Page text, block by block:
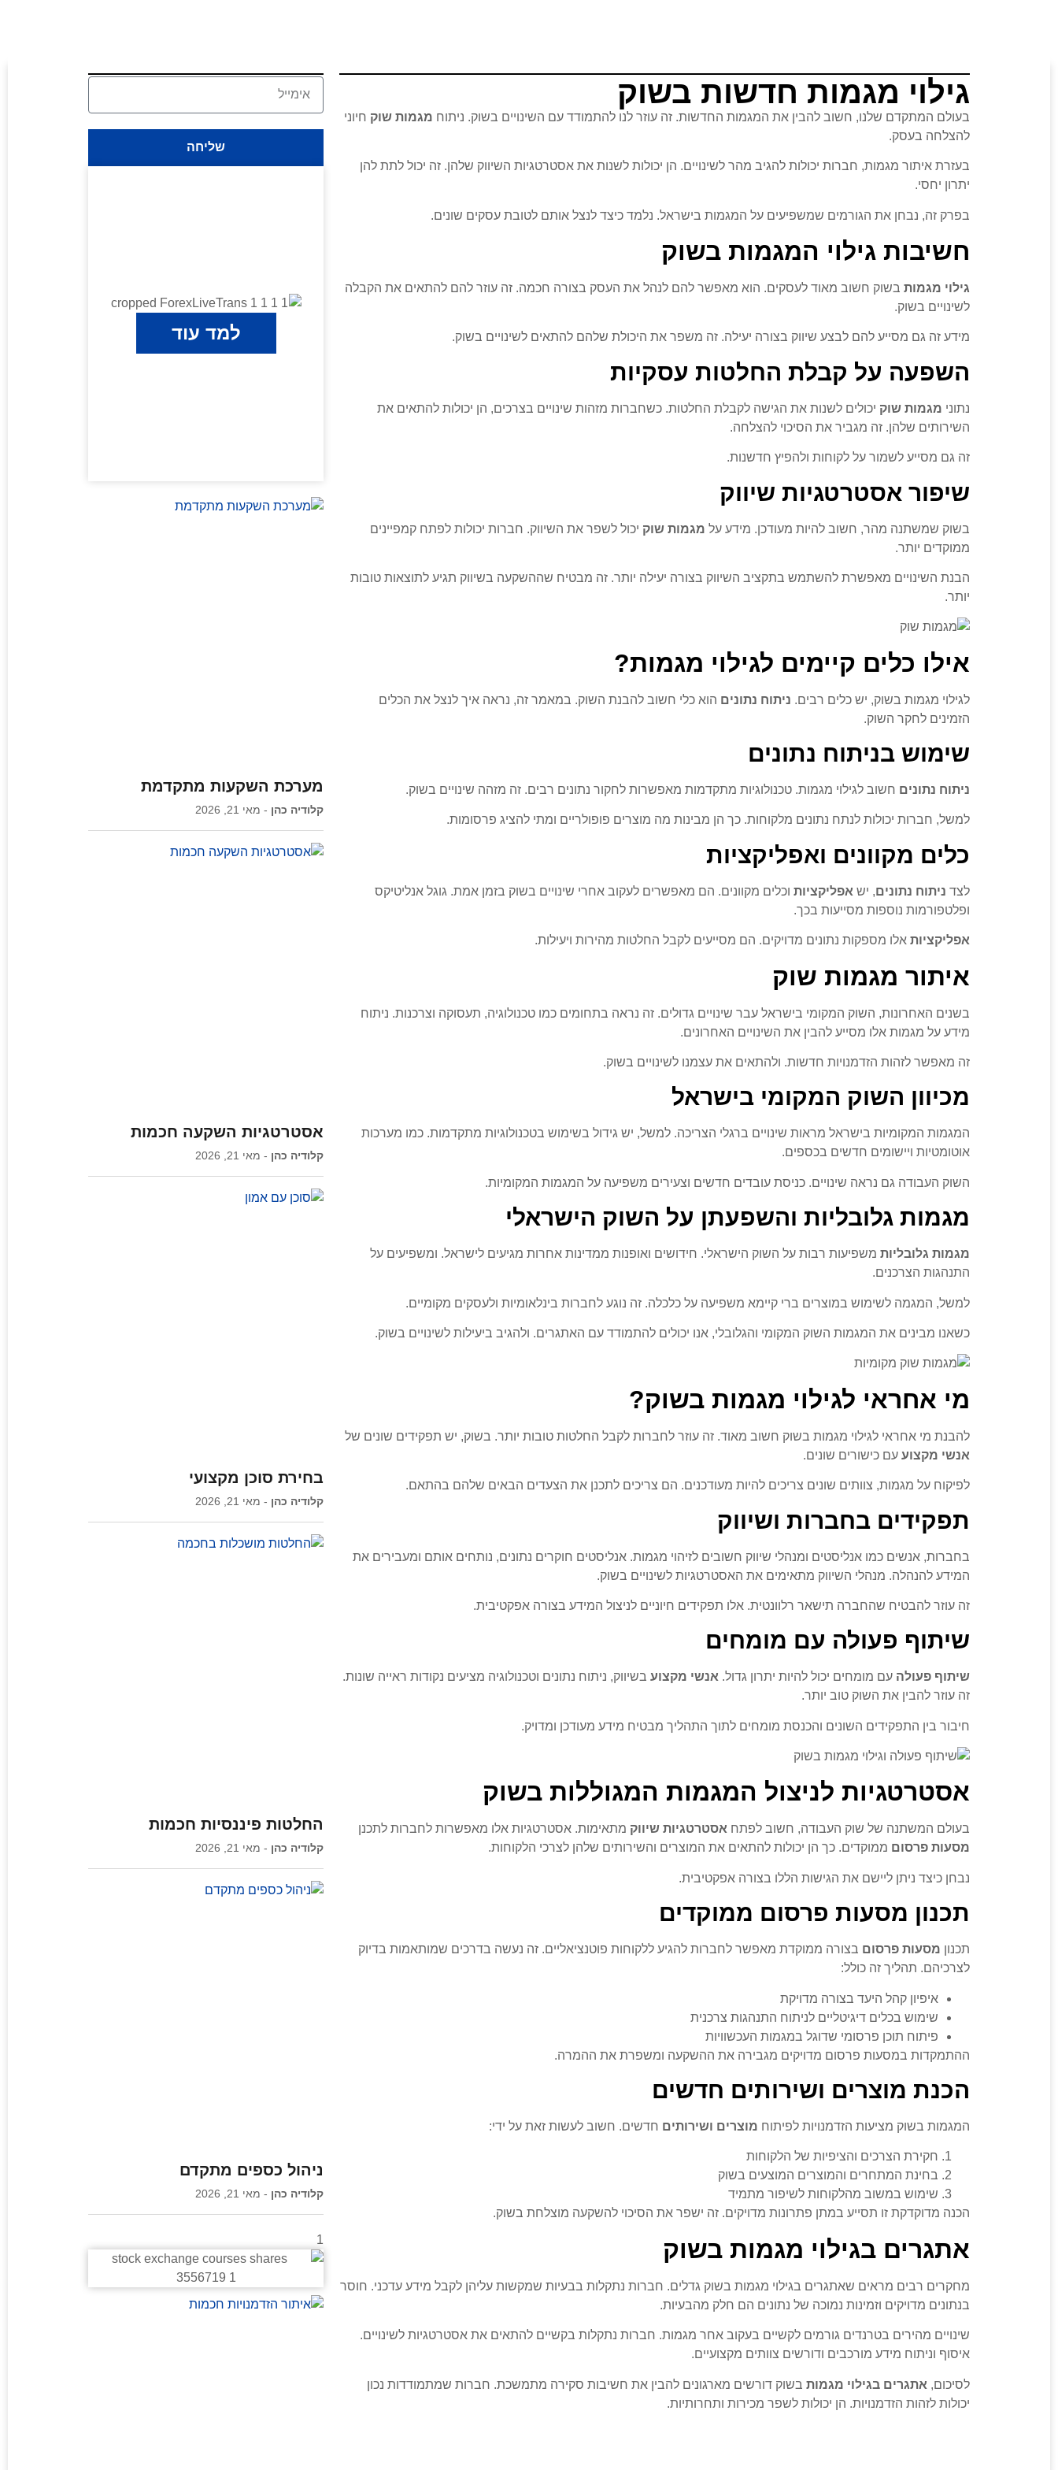
שליחה
למד עוד
מערכת השקעות מתקדמת
קלודיה כהן מאי 21, 2026
אסטרטגיות השקעה חכמות
קלודיה כהן מאי 21, 2026
בחירת סוכן מקצועי
קלודיה כהן מאי 21, 2026
החלטות פיננסיות חכמות
קלודיה כהן מאי 21, 2026
ניהול כספים מתקדם
קלודיה כהן מאי 21, 2026
גילוי מגמות חדשות בשוק
בעולם המתקדם שלנו, חשוב להבין את המגמות החדשות. זה עוזר לנו להתמודד עם השינויים בשוק. ניתוח מגמות שוק חיוני
להצלחה בעסק.
בעזרת איתור מגמות, חברות יכולות להגיב מהר לשינויים. הן יכולות לשנות את אסטרטגיות השיווק שלהן. זה יכול לתת להן
יתרון יחסי.
בפרק זה, נבחן את הגורמים שמשפיעים על המגמות בישראל. נלמד כיצד לנצל אותם לטובת עסקים שונים.
חשיבות גילוי המגמות בשוק
גילוי מגמות בשוק חשוב מאוד לעסקים. הוא מאפשר להם לנהל את העסק בצורה חכמה. זה עוזר להם להתאים את הקבלה
לשינויים בשוק.
מידע זה גם מסייע להם לבצע שיווק בצורה יעילה. זה משפר את היכולת שלהם להתאים לשינויים בשוק.
השפעה על קבלת החלטות עסקיות
נתוני מגמות שוק יכולים לשנות את הגישה לקבלת החלטות. כשחברות מזהות שינויים בצרכים, הן יכולות להתאים את
השירותים שלהן. זה מגביר את הסיכוי להצלחה.
זה גם מסייע לשמור על לקוחות ולהפיץ חדשנות.
שיפור אסטרטגיות שיווק
בשוק שמשתנה מהר, חשוב להיות מעודכן. מידע על מגמות שוק יכול לשפר את השיווק. חברות יכולות לפתח קמפיינים
ממוקדים יותר.
הבנת השינויים מאפשרת להשתמש בתקציב השיווק בצורה יעילה יותר. זה מבטיח שההשקעה בשיווק תגיע לתוצאות טובות
יותר.
אילו כלים קיימים לגילוי מגמות?
לגילוי מגמות בשוק, יש כלים רבים. ניתוח נתונים הוא כלי חשוב להבנת השוק. במאמר זה, נראה איך לנצל את הכלים
הזמינים לחקר השוק.
שימוש בניתוח נתונים
ניתוח נתונים חשוב לגילוי מגמות. טכנולוגיות מתקדמות מאפשרות לחקור נתונים רבים. זה מזהה שינויים בשוק.
למשל, חברות יכולות לנתח נתונים מלקוחות. כך הן מבינות מה מוצרים פופולריים ומתי להציג פרסומות.
כלים מקוונים ואפליקציות
לצד ניתוח נתונים, יש אפליקציות וכלים מקוונים. הם מאפשרים לעקוב אחרי שינויים בשוק בזמן אמת. גוגל אנליטיקס
ופלטפורמות נוספות מסייעות בכך.
אפליקציות אלו מספקות נתונים מדויקים. הם מסייעים לקבל החלטות מהירות ויעילות.
איתור מגמות שוק
בשנים האחרונות, השוק המקומי בישראל עבר שינויים גדולים. זה נראה בתחומים כמו טכנולוגיה, תעסוקה וצרכנות. ניתוח
מידע על מגמות אלו מסייע להבין את השינויים האחרונים.
זה מאפשר לזהות הזדמנויות חדשות. ולהתאים את עצמנו לשינויים בשוק.
מכיוון השוק המקומי בישראל
המגמות המקומיות בישראל מראות שינויים ברגלי הצריכה. למשל, יש גידול בשימוש בטכנולוגיות מתקדמות. כמו מערכות
אוטומטיות ויישומים חדשים בכספים.
השוק העבודה גם נראה שינויים. כניסת עובדים חדשים וצעירים משפיעה על המגמות המקומיות.
מגמות גלובליות והשפעתן על השוק הישראלי
מגמות גלובליות משפיעות רבות על השוק הישראלי. חידושים ואופנות ממדינות אחרות מגיעים לישראל. ומשפיעים על
התנהגות הצרכנים.
למשל, המגמה לשימוש במוצרים ברי קיימא משפיעה על כלכלה. זה נוגע לחברות בינלאומיות ולעסקים מקומיים.
כשאנו מבינים את המגמות השוק המקומי והגלובלי, אנו יכולים להתמודד עם האתגרים. ולהגיב ביעילות לשינויים בשוק.
מי אחראי לגילוי מגמות בשוק?
להבנת מי אחראי לגילוי מגמות בשוק חשוב מאוד. זה עוזר לחברות לקבל החלטות טובות יותר. בשוק, יש תפקידים שונים של
אנשי מקצוע עם כישורים שונים.
לפיקוח על מגמות, צוותים שונים צריכים להיות מעודכנים. הם צריכים לתכנן את הצעדים הבאים שלהם בהתאם.
תפקידים בחברות ושיווק
בחברות, אנשים כמו אנליסטים ומנהלי שיווק חשובים לזיהוי מגמות. אנליסטים חוקרים נתונים, נותחים אותם ומעבירים את
המידע להנהלה. מנהלי השיווק מתאימים את האסטרטגיות לשינויים בשוק.
זה עוזר להבטיח שהחברה תישאר רלוונטית. אלו תפקידים חיוניים לניצול המידע בצורה אפקטיבית.
שיתוף פעולה עם מומחים
שיתוף פעולה עם מומחים יכול להיות יתרון גדול. אנשי מקצוע בשיווק, ניתוח נתונים וטכנולוגיה מציעים נקודות ראייה שונות.
זה עוזר להבין את השוק טוב יותר.
חיבור בין התפקידים השונים והכנסת מומחים לתוך התהליך מבטיח מידע מעודכן ומדויק.
אסטרטגיות לניצול המגמות המגוללות בשוק
בעולם המשתנה של שוק העבודה, חשוב לפתחאסטרטגיות שיווק מתאימות. אסטרטגיות אלו מאפשרות לחברות לתכנן
מסעות פרסום ממוקדים. כך הן יכולות להתאים את המוצרים והשירותים שלהן לצרכי הלקוחות.
נבחן כיצד ניתן ליישם את הגישות הללו בצורה אפקטיבית.
תכנון מסעות פרסום ממוקדים
תכנון מסעות פרסום בצורה ממוקדת מאפשר לחברות להגיע ללקוחות פוטנציאליים. זה נעשה בדרכים שמותאמות בדיוק
לצרכיהם. תהליך זה כולל:
איפיון קהל היעד בצורה מדויקת
שימוש בכלים דיגיטליים לניתוח התנהגות צרכנית
פיתוח תוכן פרסומי שדוגל במגמות העכשוויות
ההתמקדות במסעות פרסום מדויקים מגבירה את ההשקעה ומשפרת את ההמרה.
הכנת מוצרים ושירותים חדשים
המגמות בשוק מציעות הזדמנויות לפיתוח מוצרים ושירותים חדשים. חשוב לעשות זאת על ידי:
חקירת הצרכים והציפיות של הלקוחות
בחינת המתחרים והמוצרים המוצעים בשוק
שימוש במשוב מהלקוחות לשיפור מתמיד
הכנה מדוקדקת זו תסייע במתן פתרונות מדויקים. זה ישפר את הסיכוי להשקעה מוצלחת בשוק.
אתגרים בגילוי מגמות בשוק
מחקרים רבים מראים שאתגרים בגילוי מגמות בשוק גדלים. חברות נתקלות בבעיות שמקשות עליהן לקבל מידע עדכני. חוסר
בנתונים מדויקים וזמינות נמוכה של נתונים הם חלק מהבעיות.
שינויים מהירים בטרנדים גורמים לקשיים בעקוב אחר מגמות. חברות נתקלות בקשיים להתאים את אסטרטגיות לשינויים.
איסוף וניתוח מידע מורכבים ודורשים צוותים מקצועיים.
לסיכום, אתגרים בגילוי מגמות בשוק דורשים מארגונים להבין את חשיבות סקירה מתמשכת. חברות שמתמודדות נכון
יכולות לזהות הזדמנויות. הן יכולות לשפר מכירות ותחרותיות.